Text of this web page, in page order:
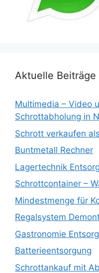
Aktuelle Beiträge
Multimedia – Video
Schrottabholung in
Schrott verkaufen
Buntmetall Rechner
Lagertechnik
Schrottcontainer –
Mindestmenge für
Regalsystem
Gastronomie
Batterieentsorgung
Schrottankauf mit